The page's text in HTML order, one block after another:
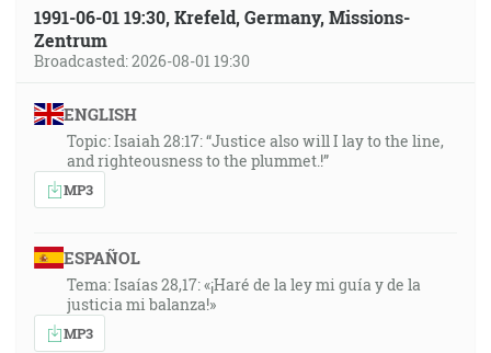
1991-06-01 19:30, Krefeld, Germany, Missions-
Zentrum
Broadcasted: 2026-08-01 19:30
ENGLISH
Topic: Isaiah 28:17: “Justice also will I lay to the line,
and righteousness to the plummet.!”
MP3
ESPAÑOL
Tema: Isaías 28,17: «¡Haré de la ley mi guía y de la
justicia mi balanza!»
MP3